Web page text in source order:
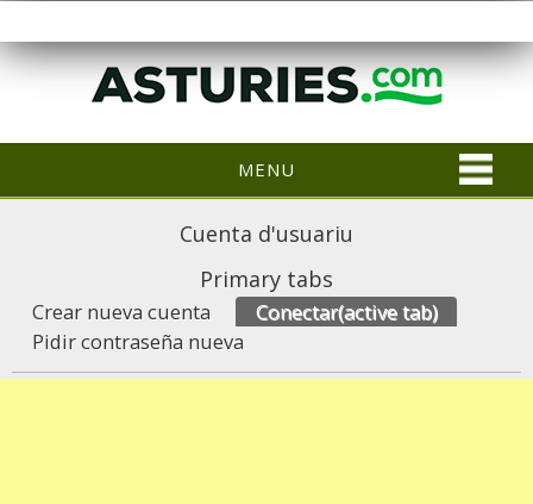
MENU
Cuenta d'usuariu
Primary tabs
Crear nueva cuenta Conectar(active tab)
Pidir contraseña nueva